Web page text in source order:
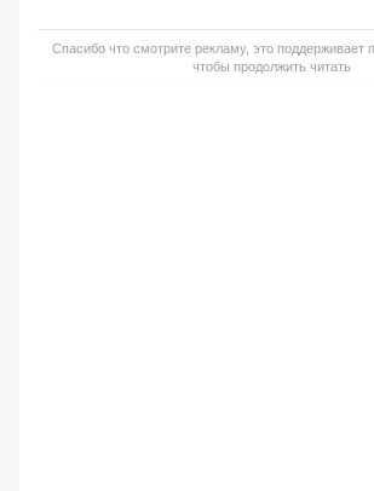
Спасибо что смотрите рекламу, это поддерживает
чтобы продолжить читать